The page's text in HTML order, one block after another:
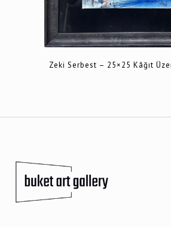
Zeki Serbest – 25×25 Kâğıt